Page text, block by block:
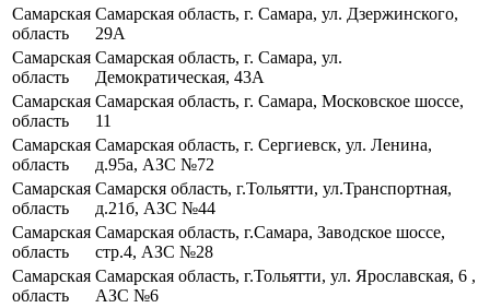
Самарская
область
Самарская область, г. Самара, ул. Дзержинского,
29А
Самарская
область
Самарская область, г. Самара, ул.
Демократическая, 43А
Самарская
область
Самарская область, г. Самара, Московское шоссе,
11
Самарская
область
Самарская область, г. Сергиевск, ул. Ленина,
д.95а, АЗС №72
Самарская
область
Самарскя область, г.Тольятти, ул.Транспортная,
д.21б, АЗС №44
Самарская
область
Самарская область, г.Самара, Заводское шоссе,
стр.4, АЗС №28
Самарская
область
Самарская область, г.Тольятти, ул. Ярославская, 6 ,
АЗС №6